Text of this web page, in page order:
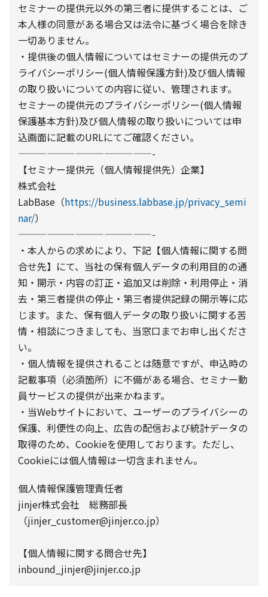
セミナーの提供元以外の第三者に提供することは、ご
本人様の同意がある場合又は法令に基づく場合を除き
一切ありません。
・提供後の個人情報についてはセミナーの提供元のプ
ライバシーポリシー(個人情報保護方針)及び個人情報
の取り扱いについての内容に従い、管理されます。
セミナーの提供元のプライバシーポリシー(個人情報
保護基本方針)及び個人情報の取り扱いについては申
込画面に記載のURLにてご確認ください。
——————————————-
【セミナー提供元（個人情報提供先）企業】
株式会社
LabBase（https://business.labbase.jp/privacy_semi
nar/）
——————————————-
・本人からの求めにより、下記【個人情報に関する問
合せ先】にて、当社の保有個人データの利用目的の通
知・開示・内容の訂正・追加又は削除・利用停止・消
去・第三者提供の停止・第三者提供記録の開示等に応
じます。また、保有個人データの取り扱いに関する苦
情・相談につきましても、当窓口までお申し出くださ
い。
・個人情報を提供されることは随意ですが、申込時の
記載事項（必須箇所）に不備がある場合、セミナー動
員サービスの提供が出来かねます。
・当Webサイトにおいて、ユーザーのプライバシーの
保護、利便性の向上、広告の配信および統計データの
取得のため、Cookieを使用しております。ただし、
Cookieには個人情報は一切含まれません。
個人情報保護管理責任者
jinjer株式会社 総務部長
（jinjer_customer@jinjer.co.jp）
【個人情報に関する問合せ先】
inbound_jinjer@jinjer.co.jp